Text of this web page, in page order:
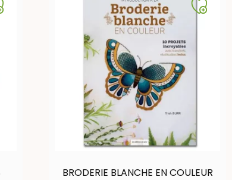
BRODERIE BLANCHE EN COULEUR